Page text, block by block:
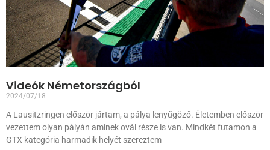
Videók Németországból
2024/07/18
A Lausitzringen először jártam, a pálya lenyűgöző. Életemben először
vezettem olyan pályán aminek ovál része is van. Mindkét futamon a
GTX kategória harmadik helyét szereztem